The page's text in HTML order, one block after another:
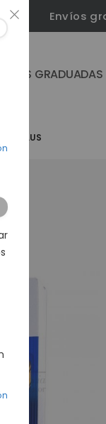
Envíos
GAFAS GRADUADAS
SIMPLUS